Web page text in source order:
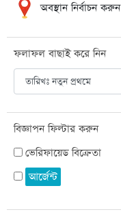
অবস্থান নির্বাচন করুন
ফলাফল বাছাই করে নিন
বিজ্ঞাপন ফিল্টার করুন
ভেরিফায়েড বিক্রেতা
আর্জেন্ট